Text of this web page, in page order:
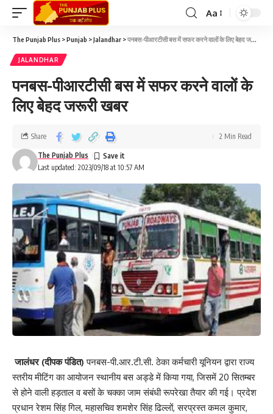
Aa
The Punjab Plus >Punjab >Jalandhar >पनबस-पीआरटीसी बस में सफर करने वालों के लिए बेहद जरूरी खबर
JALANDHAR
पनबस-पीआरटीसी बस में सफर करने वालों के
लिए बेहद जरूरी खबर
Last updated: 2023/09/18 at 10:57 AM
The Punjab Plus
Share 2 Min Read
जालंधर (दीपक पंडित)पनबस-पी.आर.टी.सी. ठेका कर्मचारी यूनियन द्वारा राज्य
स्तरीय मीटिंग का आयोजन स्थानीय बस अड्डे में किया गया, जिसमें 20 सितम्बर
से होने वाली हड़ताल व बसों के चक्का जाम संबंधी रूपरेखा तैयार की गई। प्रदेश
प्रधान रेशम सिंह गिल, महासचिव शमशेर सिंह ढिल्लों, सरप्रस्त कमल कुमार,